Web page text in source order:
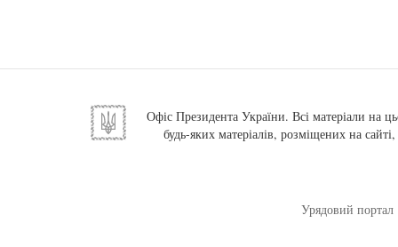
Офіс Президента України. Всі матеріали на
будь-яких матеріалів, розміщених на
Урядовий портал